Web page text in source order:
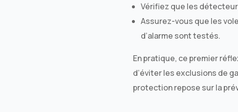
Vérifiez que les
Assurez-vous que les
d’alarme sont testés.
En pratique, ce premier
d’éviter les exclusions de
protection repose sur la